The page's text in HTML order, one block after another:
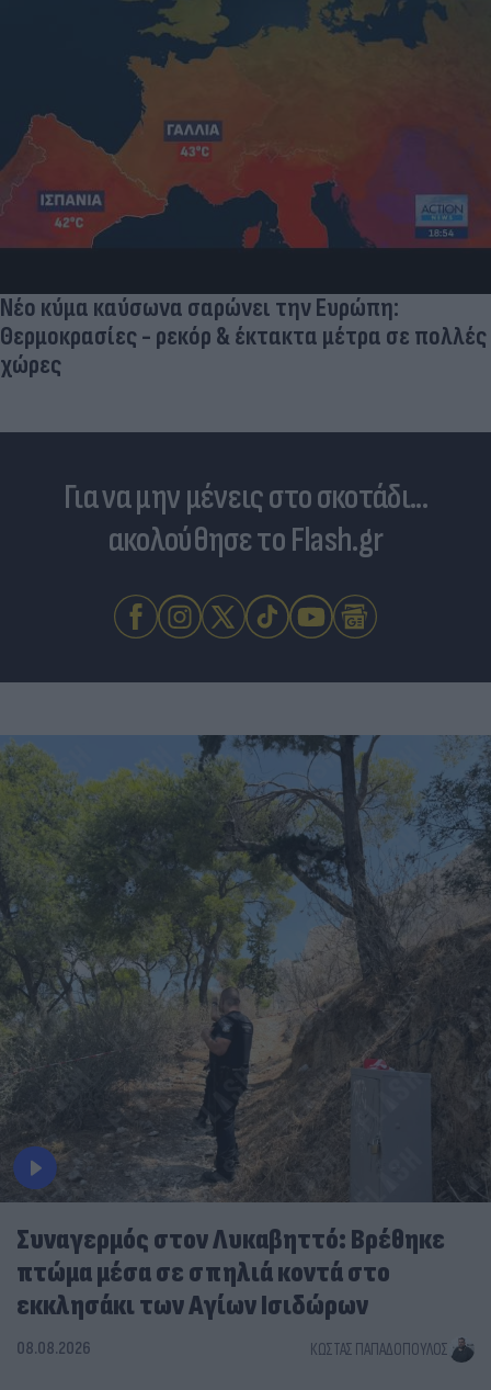
Δραματικός ο απολογισμός από τις μεγάλες
φωτιές - «Κόκκινα» 118 κτίρια σε 325 ελέγχους
Για να μην μένεις στο σκοτάδι...
ακολούθησε το Flash.gr
Συναγερμός στον Λυκαβηττό: Βρέθηκε
πτώμα μέσα σε σπηλιά κοντά στο
εκκλησάκι των Αγίων Ισιδώρων
08.08.2026 ΚΏΣΤΑΣ ΠΑΠΑΔΌΠΟΥΛΟΣ